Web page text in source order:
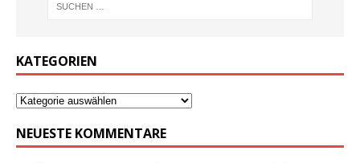
KATEGORIEN
NEUESTE KOMMENTARE